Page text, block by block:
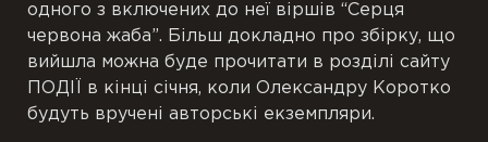
одного з включених до неї віршів “Серця
червона жаба”. Більш докладно про збірку, що
вийшла можна буде прочитати в розділі сайту
ПОДІЇ в кінці січня, коли Олександру Коротко
будуть вручені авторські екземпляри.